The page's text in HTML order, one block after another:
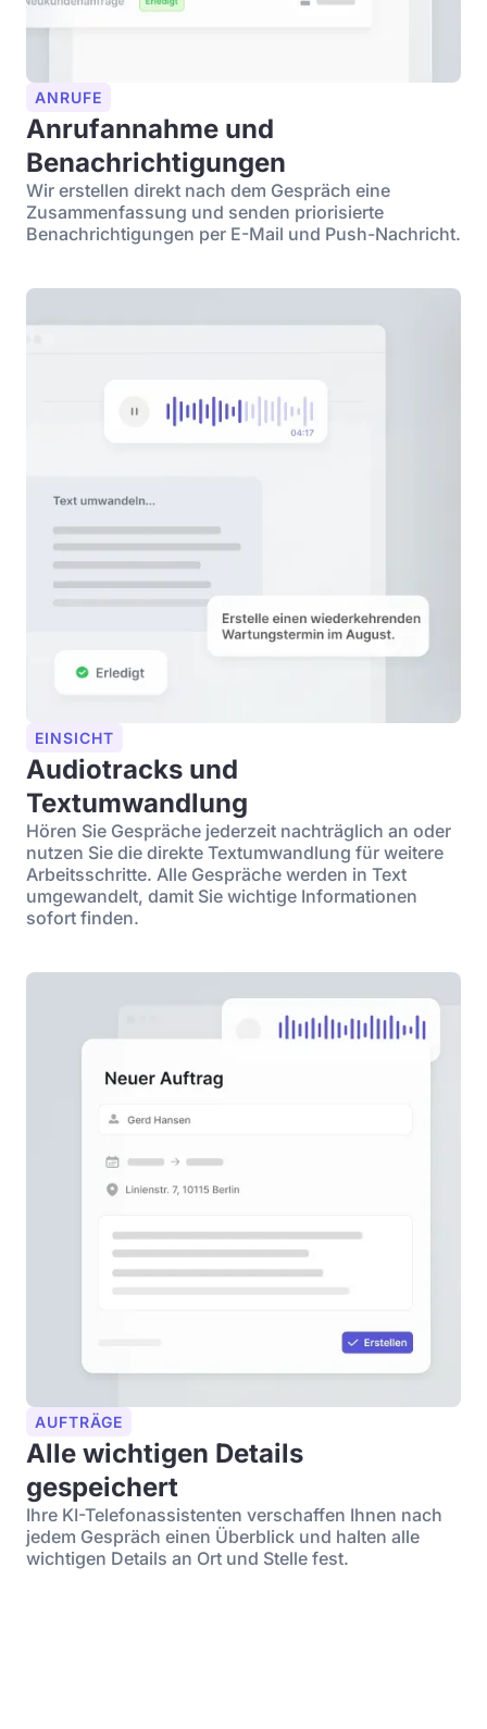
ANRUFE
Anrufannahme und
Benachrichtigungen
Wir erstellen direkt nach dem Gespräch eine
Zusammenfassung und senden priorisierte
Benachrichtigungen per E-Mail und Push-Nachricht.
EINSICHT
Audiotracks und
Textumwandlung
Hören Sie Gespräche jederzeit nachträglich an oder
nutzen Sie die direkte Textumwandlung für weitere
Arbeitsschritte. Alle Gespräche werden in Text
umgewandelt, damit Sie wichtige Informationen
sofort finden.
AUFTRÄGE
Alle wichtigen Details
gespeichert
Ihre KI-Telefonassistenten verschaffen Ihnen nach
jedem Gespräch einen Überblick und halten alle
wichtigen Details an Ort und Stelle fest.